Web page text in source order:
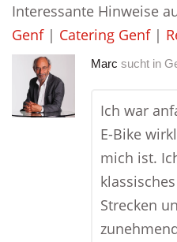
Interessante Hinweise
Genf| Catering Genf|
Marc sucht in
Ich war
E-Bike
mich ist.
Strecken